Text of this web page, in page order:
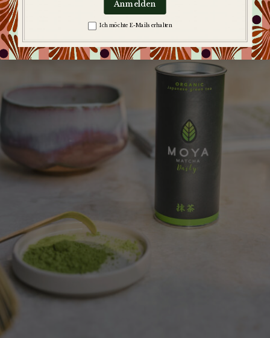
Anmelden
Zgoda na komunikację
Ich möchte E-Mails erhalten